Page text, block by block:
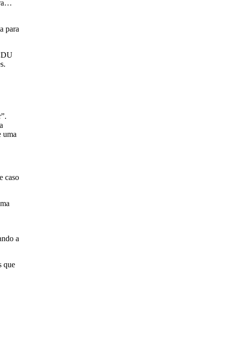
para
uma
caso
a
que